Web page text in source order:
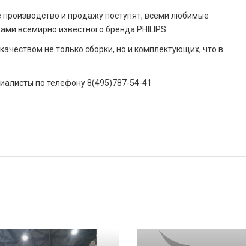
и продажу поступят, всеми любимые
всемирно известного бренда PHILIPS.
не только сборки, но и комплектующих, что в
по телефону 8(495)787-54-41